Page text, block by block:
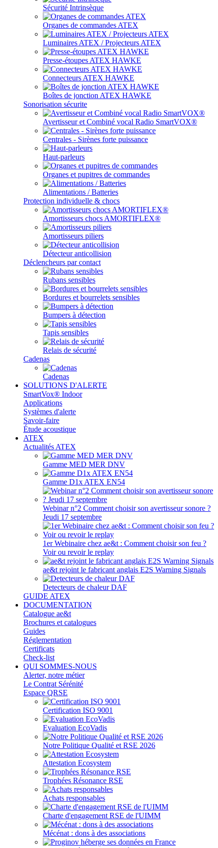
Sécurité Intrinsèque
Organes de commandes ATEX
Luminaires ATEX / Projecteurs ATEX
Presse-étoupes ATEX HAWKE
Connecteurs ATEX HAWKE
Boîtes de jonction ATEX HAWKE
Sonorisation sécurite
Avertisseur et Combiné vocal Radio SmartVOX®
Centrales - Sirènes forte puissance
Haut-parleurs
Organes et pupitres de commandes
Alimentations / Batteries
Protection individuelle & chocs
Amortisseurs chocs AMORTIFLEX®
Amortisseurs piliers
Détecteur anticollision
Déclencheurs par contact
Rubans sensibles
Bordures et bourrelets sensibles
Bumpers à détection
Tapis sensibles
Relais de sécurité
Cadenas
Cadenas
SOLUTIONS D'ALERTE
SmartVox® Indoor
Applications
Systèmes d'alerte
Savoir-faire
Étude acoustique
ATEX
Actualités ATEX
Gamme MED MER DNV
Gamme D1x ATEX EN54
Webinar n°2 Comment choisir son avertisseur sonore ?
Jeudi 17 septembre
1er Webinaire chez ae&t : Comment choisir son feu ?
Voir ou revoir le replay
ae&t rejoint le fabricant anglais E2S Warning Signals
Detecteurs de chaleur DAF
GUIDE ATEX
DOCUMENTATION
Catalogue ae&t
Brochures et catalogues
Guides
Réglementation
Certificats
Check-list
QUI SOMMES-NOUS
Alerter, notre métier
Le Contrat Sérénité
Espace QRSE
Certification ISO 9001
Evaluation EcoVadis
Notre Politique Qualité et RSE 2026
Attestation Ecosystem
Trophées Résonance RSE
Achats responsables
Charte d'engagement RSE de l'UIMM
Mécénat : dons à des associations